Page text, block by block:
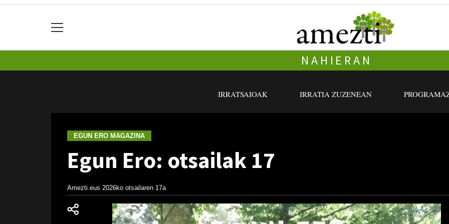
NAHIERAN
IRRATSAIOAK IRRATIA ZUZENEAN
EGUN ERO MAGAZINA
Egun Ero: otsailak 17
Amezti.eus 2026ko otsailaren 17a